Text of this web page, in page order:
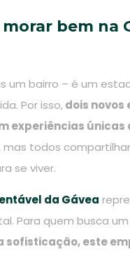
bem na
um bairro – é um
Por isso,dois
experiências únicas
todos
se viver.
da Gávea
Para quem busca
sofisticação, este